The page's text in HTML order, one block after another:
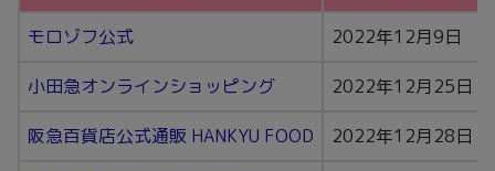
モロゾフ公式 2022年12月9日
小田急オンラインショッピング 2022年12月25日
阪急百貨店公式通販 HANKYU FOOD 2022年12月28日